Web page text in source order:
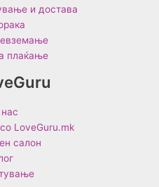
и достава
плаќање
LoveGuru.mk
салон